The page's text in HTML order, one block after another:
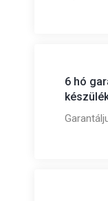
6 hó